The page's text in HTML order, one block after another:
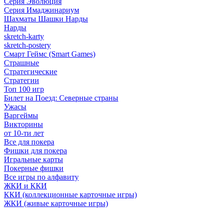
Серия Имаджинариум
Шахматы Шашки Нарды
Нарды
skretch-karty
skretch-postery
Смарт Геймс (Smart Games)
Страшные
Стратегические
Стратегии
Топ 100 игр
Билет на Поезд: Северные страны
Ужасы
Варгеймы
Викторины
от 10-ти лет
Все для покера
Фишки для покера
Игральные карты
Покерные фишки
Все игры по алфавиту
ЖКИ и ККИ
ККИ (коллекционные карточные игры)
ЖКИ (живые карточные игры)